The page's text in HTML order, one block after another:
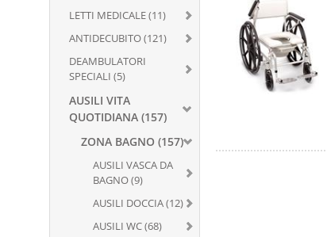
LETTI MEDICALE (11)
ANTIDECUBITO (121)
DEAMBULATORI
SPECIALI (5)
AUSILI VITA
QUOTIDIANA (157)
ZONA BAGNO (157)
AUSILI VASCA DA
BAGNO (9)
AUSILI DOCCIA (12)
AUSILI WC (68)